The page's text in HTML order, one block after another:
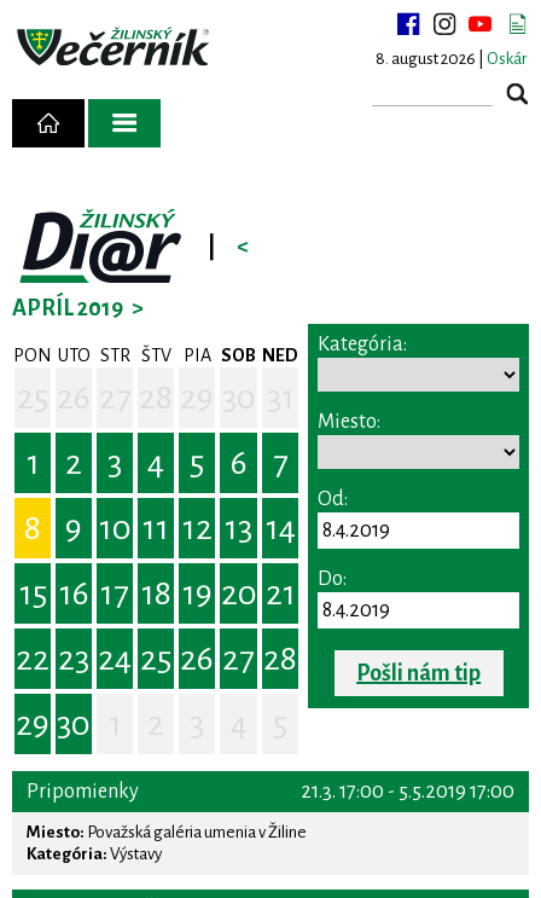
8. august 2026 | Oskár
<
APRÍL 2019 >
PON UTO STR ŠTV PIA SOB NED
1
2 3 4 5 6
7
8
9 10 11 12 13 14
15 16 17 18 19 20 21
22 23 24 25 26 27 28
29 30
Kategória:
Miesto:
Od:
Do:
Pošli nám tip
21.3. 17:00 - 5.5.2019 17:00
Pripomienky
Miesto: Považská galéria umenia v Žiline
Kategória: Výstavy